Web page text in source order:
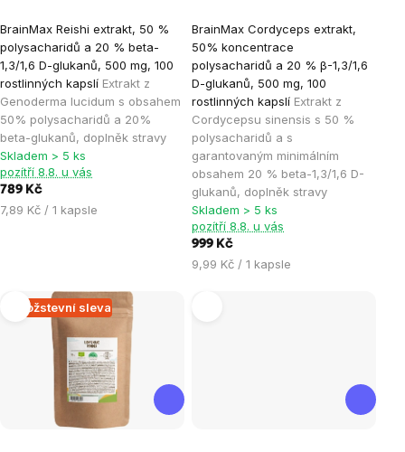
BrainMax Reishi extrakt, 50 %
polysacharidů a 20 % beta-
1,3/1,6 D-glukanů, 500 mg, 100
rostlinných kapslí Extrakt z
Genoderma lucidum s obsahem
50% polysacharidů a 20%
beta-glukanů, doplněk stravy
hodnocení
produktu
je
5,0
z
5
hvězdiček.
Skladem > 5 ks
pozítří 8.8. u vás
789 Kč
Měrná
7,89 Kč / 1 kapsle
BrainMax Cordyceps extrakt,
50% koncentrace
polysacharidů a 20 % β-1,3/1,6
D-glukanů, 500 mg, 100
rostlinných kapslí Extrakt z
Cordycepsu sinensis s 50 %
polysacharidů a s
garantovaným minimálním
obsahem 20 % beta-1,3/1,6 D-
glukanů, doplněk stravy
hodnocení
produktu
je
5,0
z
5
hvězdiček.
Skladem > 5 ks
pozítří 8.8. u vás
999 Kč
Měrná
9,99 Kč / 1 kapsle
Množstevní sleva